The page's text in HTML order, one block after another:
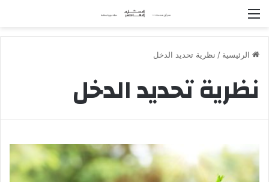
الرئيسية / نظرية تحديد الدخل
نظرية تحديد الدخل